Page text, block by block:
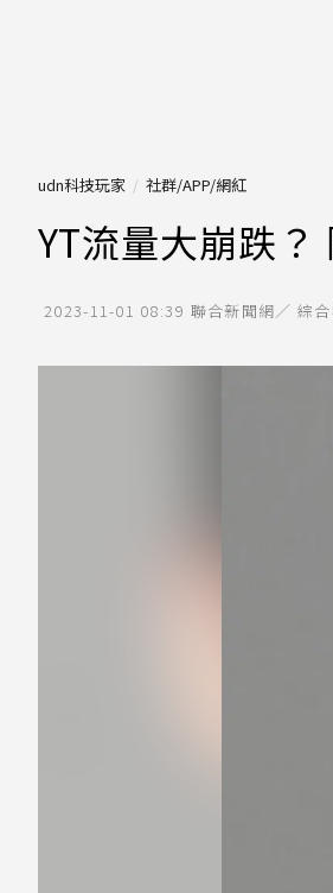
udn科技玩家 社群/APP/網紅
YT流量大崩跌？
2023-11-01 08:39 聯合新聞網／ 綜